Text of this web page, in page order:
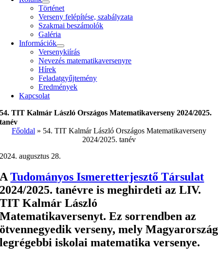
Történet
Verseny felépítése, szabályzata
Szakmai beszámolók
Galéria
Információk
Versenykiírás
Nevezés matematika­versenyre
Hírek
Feladatgyűjtemény
Eredmények
Kapcsolat
54. TIT Kalmár László Országos Matematikaverseny 2024/2025.
tanév
Főoldal » 54. TIT Kalmár László Országos Matematikaverseny
2024/2025. tanév
2024. augusztus 28.
ATudományos Ismeretterjesztő Társulat
2024/2025. tanévre is meghirdeti az LIV.
TIT Kalmár László
Matematikaversenyt. Ez sorrendben az
ötvennegyedik verseny, mely Magyarország
legrégebbi iskolai matematika versenye.